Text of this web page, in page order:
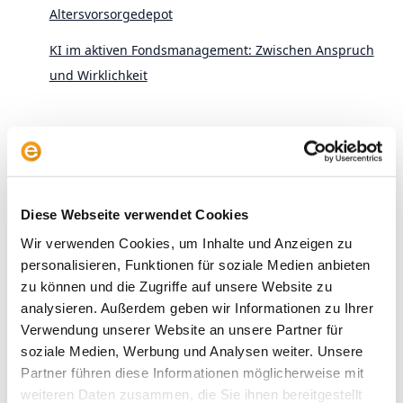
Diese Webseite verwendet Cookies
Wir verwenden Cookies, um Inhalte und Anzeigen zu
personalisieren, Funktionen für soziale Medien anbieten
zu können und die Zugriffe auf unsere Website zu
analysieren. Außerdem geben wir Informationen zu Ihrer
Verwendung unserer Website an unsere Partner für
soziale Medien, Werbung und Analysen weiter. Unsere
Partner führen diese Informationen möglicherweise mit
weiteren Daten zusammen, die Sie ihnen bereitgestellt
Altersvorsorgedepot
KI im aktiven Fondsmanagement: Zwischen Anspruch
und Wirklichkeit
Archive
2026
2024
2023
2022